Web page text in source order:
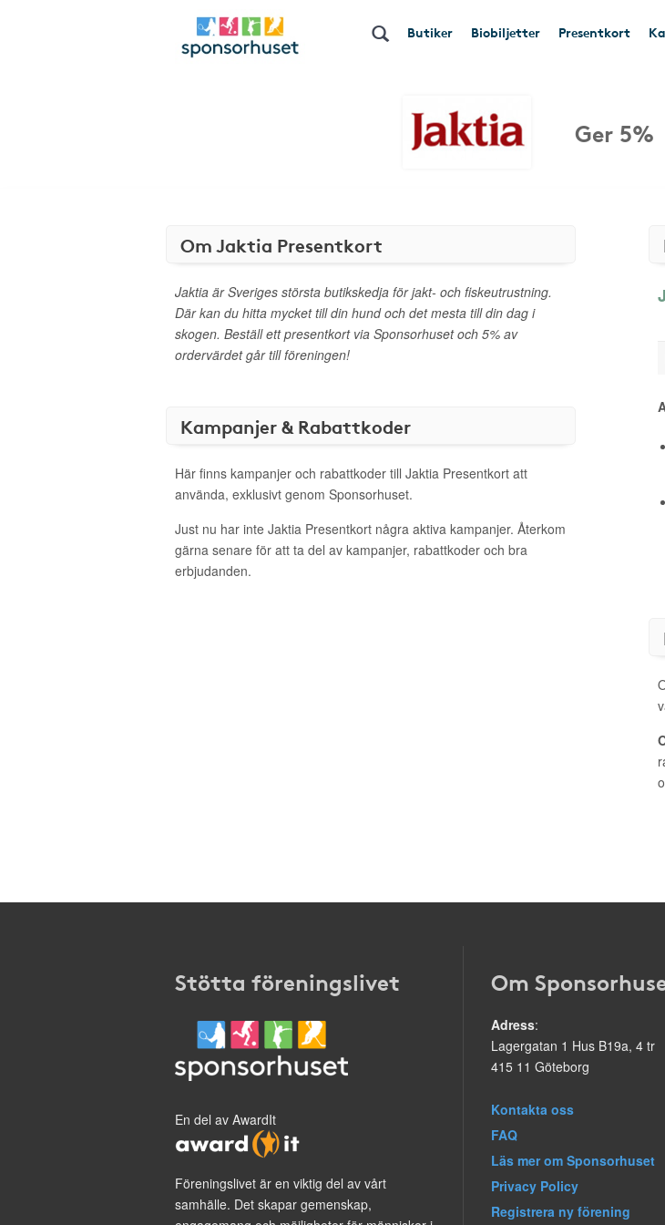
Butiker Biobiljetter Presentkort
Ger 5%
Om Jaktia Presentkort
Jaktia är Sveriges största butikskedja för jakt- och fiskeutrustning.
Där kan du hitta mycket till din hund och det mesta till din dag i
skogen. Beställ ett presentkort via Sponsorhuset och 5% av
ordervärdet går till föreningen!
Kampanjer & Rabattkoder
Här finns kampanjer och rabattkoder till Jaktia Presentkort att
använda, exklusivt genom Sponsorhuset.
Just nu har inte Jaktia Presentkort några aktiva kampanjer. Återkom
gärna senare för att ta del av kampanjer, rabattkoder och bra
erbjudanden.
Stötta föreningslivet
En del av AwardIt
Föreningslivet är en viktig del av vårt
samhälle. Det skapar gemenskap,
Om
Adress:
Lagergatan 1 Hus B19a, 4 tr
415 11 Göteborg
Kontakta oss
FAQ
Läs mer om Sponsorhuset
Privacy Policy
Registrera ny förening